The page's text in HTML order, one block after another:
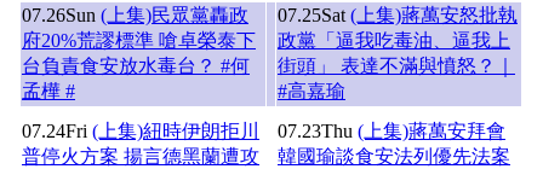
07.26Sun (上集)民眾黨轟政
府20%荒謬標準 嗆卓榮泰下
台負責食安放水毒台？ #何
孟樺 #
07.25Sat (上集)蔣萬安怒批執
政黨「逼我吃毒油、逼我上
街頭」 表達不滿與憤怒？｜
#高嘉瑜
07.24Fri (上集)紐時伊朗拒川
普停火方案 揚言德黑蘭遭攻
07.23Thu (上集)蔣萬安拜會
韓國瑜談食安法列優先法案